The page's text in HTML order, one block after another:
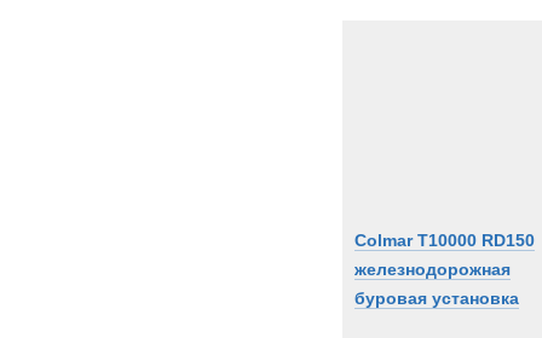
Colmar T10000 RD150
железнодорожная
буровая установка